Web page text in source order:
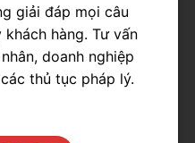
giải đáp mọi câu
hàng. Tư vấn
doanh nghiệp
thủ tục pháp lý.